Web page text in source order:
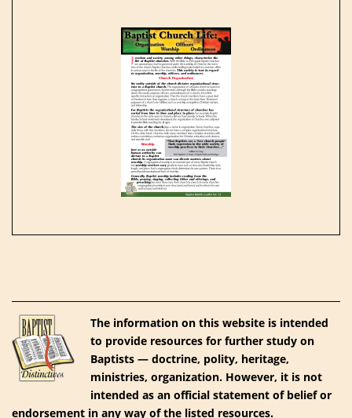
The information on this website is intended
to provide resources for further study on
Baptists — doctrine, polity, heritage,
ministries, organization. However, it is not
intended as an official statement of belief or
endorsement in any way of the listed resources.